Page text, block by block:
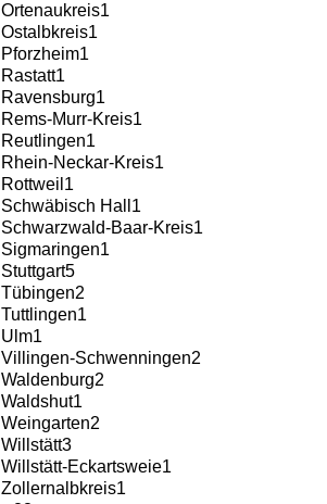
Ortenaukreis1
Ostalbkreis1
Pforzheim1
Rastatt1
Ravensburg1
Rems-Murr-Kreis1
Reutlingen1
Rhein-Neckar-Kreis1
Rottweil 1
Schwäbisch Hall 1
Schwarzwald-Baar-Kreis1
Sigmaringen1
Stuttgart5
Tübingen2
Tuttlingen1
Ulm1
Villingen-Schwenningen2
Waldenburg2
Waldshut1
Weingarten2
Willstätt3
Willstätt-Eckartsweie1
Zollernalbkreis1